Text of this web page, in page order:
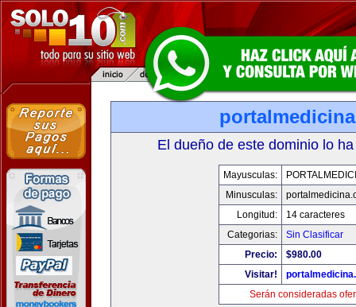
El dueño de este dominio lo
Mayusculas:
Minusculas:
Longitud:
14 caracteres
Categorias:
Sin Clasificar
Precio:
$980.00
Visitar!
Serán consideradas